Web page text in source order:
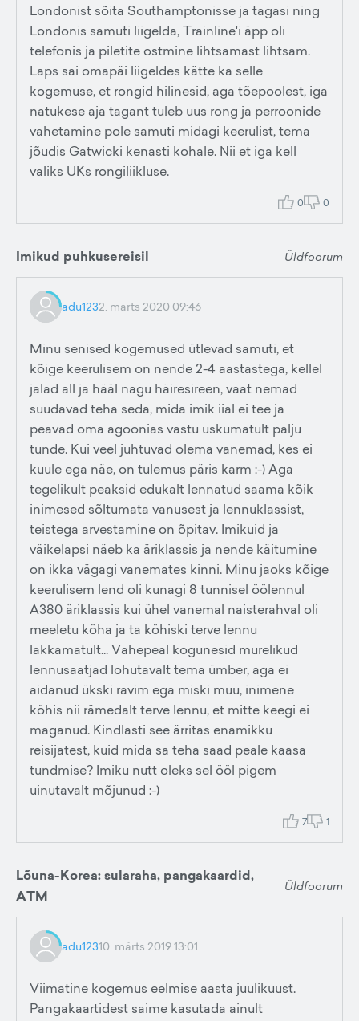
Londonist sõita Southamptonisse ja tagasi ning
Londonis samuti liigelda, Trainline'i äpp oli
telefonis ja piletite ostmine lihtsamast lihtsam.
Laps sai omapäi liigeldes kätte ka selle
kogemuse, et rongid hilinesid, aga tõepoolest, iga
natukese aja tagant tuleb uus rong ja perroonide
vahetamine pole samuti midagi keerulist, tema
jõudis Gatwicki kenasti kohale. Nii et iga kell
valiks UKs rongiliikluse.
0 0
Imikud puhkusereisil Üldfoorum
adu1232. märts 2020 09:46
Minu senised kogemused ütlevad samuti, et
kõige keerulisem on nende 2-4 aastastega, kellel
jalad all ja hääl nagu häiresireen, vaat nemad
suudavad teha seda, mida imik iial ei tee ja
peavad oma agoonias vastu uskumatult palju
tunde. Kui veel juhtuvad olema vanemad, kes ei
kuule ega näe, on tulemus päris karm :-) Aga
tegelikult peaksid edukalt lennatud saama kõik
inimesed sõltumata vanusest ja lennuklassist,
teistega arvestamine on õpitav. Imikuid ja
väikelapsi näeb ka äriklassis ja nende käitumine
on ikka vägagi vanemates kinni. Minu jaoks kõige
keerulisem lend oli kunagi 8 tunnisel öölennul
A380 äriklassis kui ühel vanemal naisterahval oli
meeletu köha ja ta köhiski terve lennu
lakkamatult... Vahepeal kogunesid murelikud
lennusaatjad lohutavalt tema ümber, aga ei
aidanud ükski ravim ega miski muu, inimene
köhis nii rämedalt terve lennu, et mitte keegi ei
maganud. Kindlasti see ärritas enamikku
reisijatest, kuid mida sa teha saad peale kaasa
tundmise? Imiku nutt oleks sel ööl pigem
uinutavalt mõjunud :-)
7 1
Lõuna-Korea: sularaha, pangakaardid,
ATM
Üldfoorum
adu12310. märts 2019 13:01
Viimatine kogemus eelmise aasta juulikuust.
Pangakaartidest saime kasutada ainult